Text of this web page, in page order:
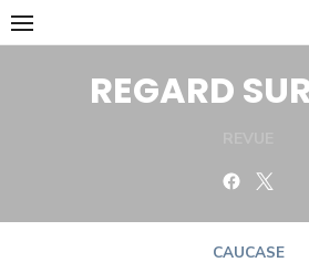
Skip
to
REGARD
Facebook
CAUCASE